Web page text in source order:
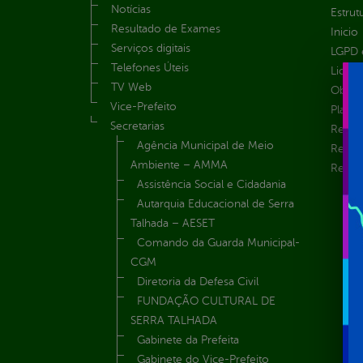
Notícias
Resultado de Exames
Serviços digitais
Telefones Úteis
TV Web
Vice-Prefeito
Secretarias
Agência Municipal de Meio
Ambiente – AMMA
Assistência Social e Cidadania
Autarquia Educacional de Serra
Talhada – AESET
Comando da Guarda Municipal-
CGM
Diretoria da Defesa Civil
FUNDAÇÃO CULTURAL DE
SERRA TALHADA
Gabinete da Prefeita
Gabinete do Vice-Prefeito
Inicio
Obras